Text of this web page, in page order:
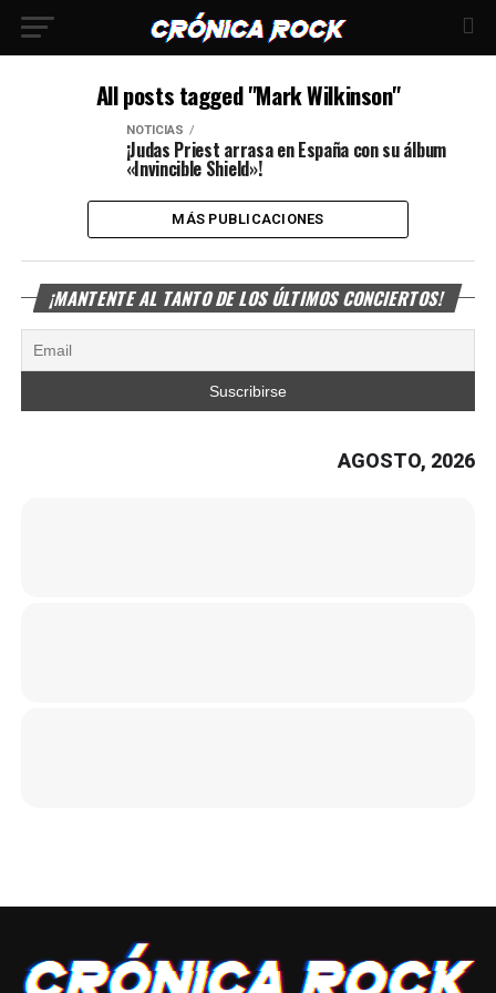
All posts tagged "Mark Wilkinson"
NOTICIAS
¡Judas Priest arrasa en España con su álbum
«Invincible Shield»!
MÁS PUBLICACIONES
¡MANTENTE AL TANTO DE LOS ÚLTIMOS CONCIERTOS!
AGOSTO, 2026